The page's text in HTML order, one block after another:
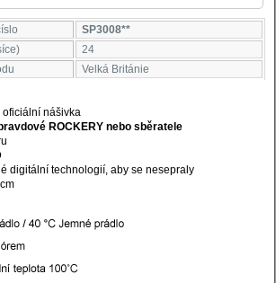
SP3008**
24
Velká Británie
nášivka
ROCKERY nebo sběratele
digitální technologií, aby se nesepraly